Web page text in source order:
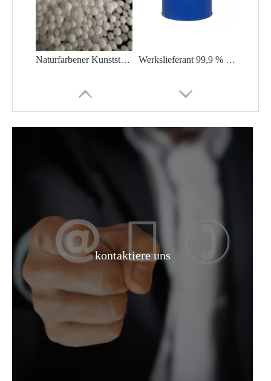
Naturfarbener Kunststoff-Rohstoff POM Polyacetal/Polyformaldehyd Werkslieferant 99,9 % N, N-Dimethylformamid DMF CAS 68-12-2
Dimethylcarbonat/DMC CAS 616-38-6 für Beschichtungen, Klebstoffe und Reinigungsmittel
kontaktiere uns